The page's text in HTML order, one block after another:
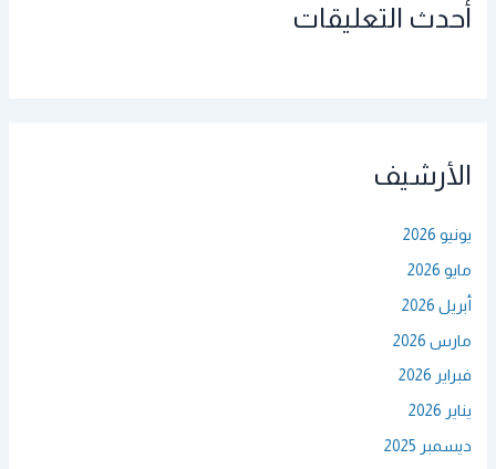
أحدث التعليقات
الأرشيف
يونيو 2026
مايو 2026
أبريل 2026
مارس 2026
فبراير 2026
يناير 2026
ديسمبر 2025